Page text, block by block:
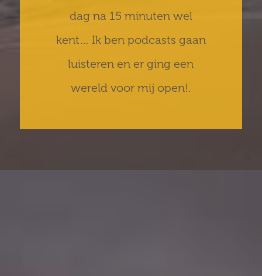
dag na 15 minuten wel
kent… Ik ben podcasts gaan
luisteren en er ging een
wereld voor mij open!.